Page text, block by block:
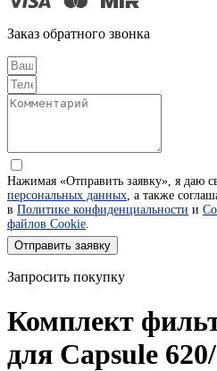
Заказ обратного звонка
Нажимая «Отправить заявку», я даю
персональных данных, а также
в Политике конфиденциальности и
файлов Cookie.
Отправить заявку
Запросить покупку
Комплект
для Capsule